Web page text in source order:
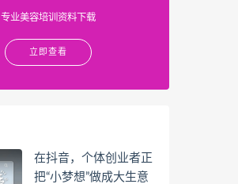
专业美容培训资料下载
立即查看
在抖音，个体创业者正
把“小梦想”做成大生意